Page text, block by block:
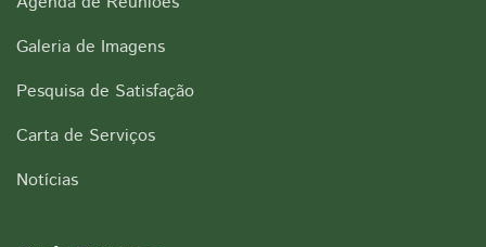
Galeria de Imagens
Pesquisa de Satisfação
Carta de Serviços
Notícias